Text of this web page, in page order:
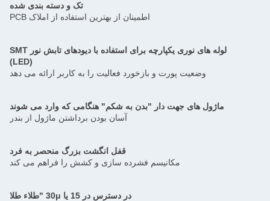
تک و دسته بندی شده
اطمینان از بهترین استفاده از املاک PCB
لوله های نوری یکپارچه برای استفاده با دیودهای تابش نور SMT
(LED)
وضعیت پورت و بازخورد فعالیت را به کاربر ارائه می دهد
ماژول های جهت دار "بدن به شکم" هنگامی که وارد می شوند
آسان بودن برداشتن ماژول از بندر
قفل انگشت بزرگ منحصر به فرد
مکانیسم فشرده سازی و کشش را فراهم می کند
در دسترس در 15 یا 30μ "طلاء طلا